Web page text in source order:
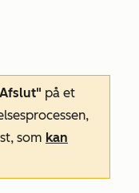
på et
som kan